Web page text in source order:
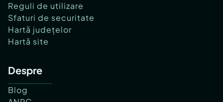
Reguli de utilizare
Sfaturi de securitate
Hartă județelor
Hartă site
Despre
Blog